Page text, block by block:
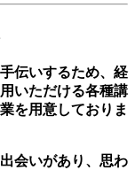
伝いするため、経
いただける各種講
を用意しておりま
会いがあり、思わ